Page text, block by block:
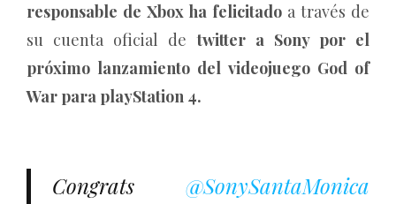
responsable de Xbox ha felicitado a través de
su cuenta oficial de twitter a Sony por el
próximo lanzamiento del videojuego God of
War para playStation 4.
Congrats @SonySantaMonica